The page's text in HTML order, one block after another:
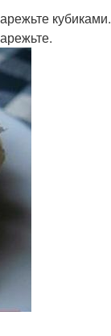
кубиками.